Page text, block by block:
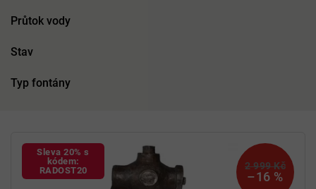
Průtok vody
Stav
Typ fontány
Sleva 20% s
kódem:
RADOST20
2 999 Kč
–16 %